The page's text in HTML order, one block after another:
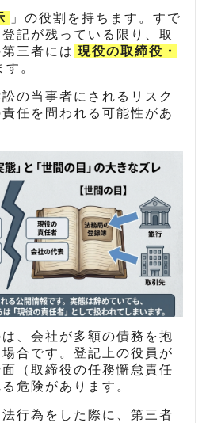
」の役割を持ちます。すで
記が残っている限り、取
三者には 現役の取締役・
。
の当事者にされるリスク
任を問われる可能性があ
、会社が多額の債務を抱
合です。登記上の役員が
（取締役の任務懈怠責任
危険があります。
行為をした際に、第三者